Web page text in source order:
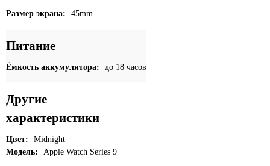
Размер экрана: 45mm
Питание
Ёмкость аккумулятора: до 18 часов
Другие
характеристики
Цвет:
Midnight
Модель:
Apple Watch Series 9